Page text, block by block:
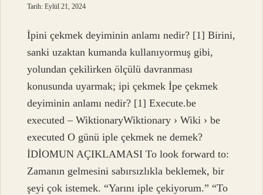
Tarih: Eylül 21, 2024
İpini çekmek deyiminin anlamı nedir? [1] Birini,
sanki uzaktan kumanda kullanıyormuş gibi,
yolundan çekilirken ölçülü davranması
konusunda uyarmak; ipi çekmek İpe çekmek
deyiminin anlamı nedir? [1] Execute.be
executed – WiktionaryWiktionary › Wiki › be
executed O günü iple çekmek ne demek?
İDİOMUN AÇIKLAMASI To look forward to:
Zamanın gelmesini sabırsızlıkla beklemek, bir
şeyi çok istemek. “Yarını iple çekiyorum.” “To